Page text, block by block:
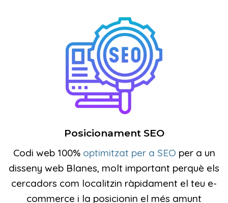
Posicionament SEO
Codi web 100% optimitzat per a SEO per a un
disseny web Blanes, molt important perquè els
cercadors com localitzin ràpidament el teu e-
commerce i la posicionin el més amunt